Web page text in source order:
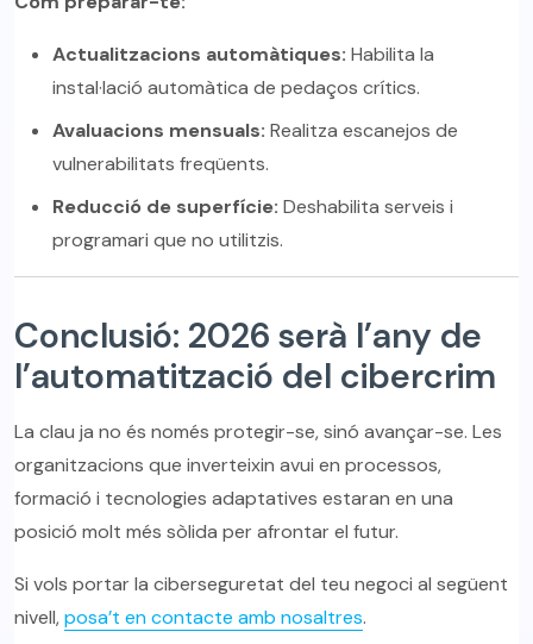
Actualitzacions automàtiques: Habilita la
instal·lació automàtica de pedaços crítics.
Avaluacions mensuals: Realitza escanejos de
vulnerabilitats freqüents.
Reducció de superfície: Deshabilita serveis i
programari que no utilitzis.
Conclusió: 2026 serà l’any de
l’automatització del cibercrim
La clau ja no és només protegir-se, sinó avançar-se. Les
organitzacions que inverteixin avui en processos,
formació i tecnologies adaptatives estaran en una
posició molt més sòlida per afrontar el futur.
Si vols portar la ciberseguretat del teu negoci al següent
nivell,posa’t en contacte amb nosaltres.